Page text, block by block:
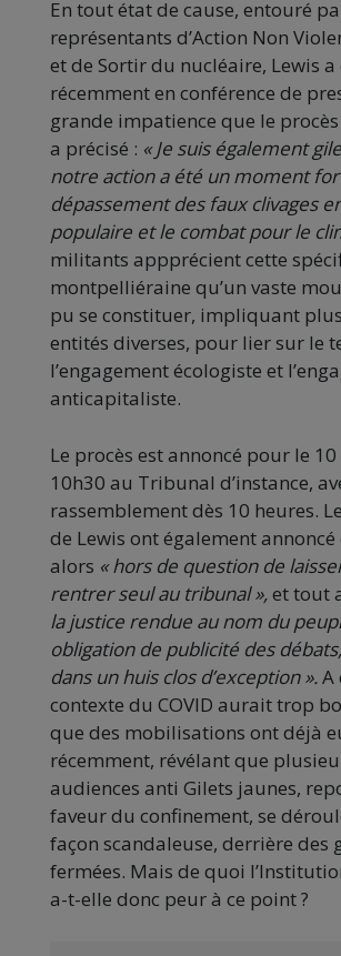
En tout état de cause, entouré
représentants d’Action Non
et de Sortir du nucléaire, Lewis
récemment en conférence de
grande impatience que le
a précisé : « Je suis également
notre action a été un moment
dépassement des faux clivages
populaire et le combat pour le
militants appprécient cette
montpelliéraine qu’un vaste
pu se constituer, impliquant
entités diverses, pour lier sur le
l’engagement écologiste et
anticapitaliste.
Le procès est annoncé pour le
10h30 au Tribunal d’instance,
rassemblement dès 10 heures.
de Lewis ont également annoncé
alors « hors de question de
rentrer seul au tribunal »,et tout
la justice rendue au nom du
obligation de publicité des
dans un huis clos d’exception ».A
contexte du COVID aurait trop
que des mobilisations ont déjà
récemment, révélant que
audiences anti Gilets jaunes,
faveur du confinement, se
façon scandaleuse, derrière des
fermées. Mais de quoi
a-t-elle donc peur à ce point ?